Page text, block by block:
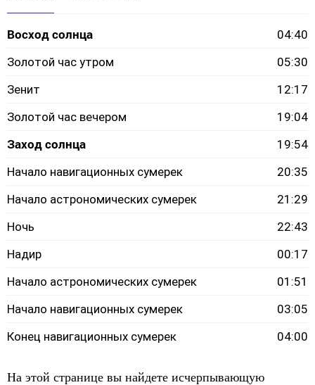
Восход солнца
04:40
Золотой час утром
05:30
Зенит
12:17
Золотой час вечером
19:04
Заход солнца
19:54
Начало навигационных сумерек
20:35
Начало астрономических сумерек
21:29
Ночь
22:43
Надир
00:17
Начало астрономических сумерек
01:51
Начало навигационных сумерек
03:05
Конец навигационных сумерек
04:00
На этой странице вы найдете исчерпывающую